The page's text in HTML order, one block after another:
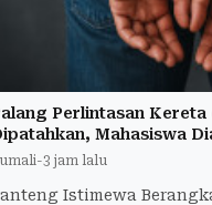
Perlintasan Kereta
Mahasiswa
-3 jam lalu
Istimewa